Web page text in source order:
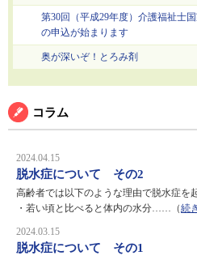
第30回（平成29年度）介護福祉士
の申込が始まります
奥が深いぞ！とろみ剤
コラム
2024.04.15
脱水症について その2
高齢者では以下のような理由で脱水症を
・若い頃と比べると体内の水分……（続
2024.03.15
脱水症について その1